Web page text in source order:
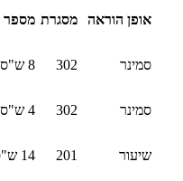
אופן הוראה מסגרת מספר
סמינר 302 8 ש"ס
סמינר 302 4 ש"ס
שיעור 201 14 ש"ס